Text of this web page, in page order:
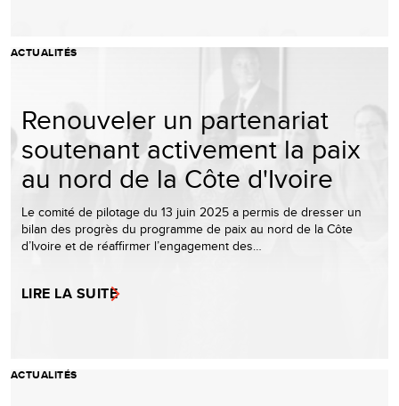
ACTUALITÉS
Renouveler un partenariat
soutenant activement la paix
au nord de la Côte d'Ivoire
Le comité de pilotage du 13 juin 2025 a permis de dresser un
bilan des progrès du programme de paix au nord de la Côte
d’Ivoire et de réaffirmer l’engagement des…
LIRE LA SUITE
ACTUALITÉS